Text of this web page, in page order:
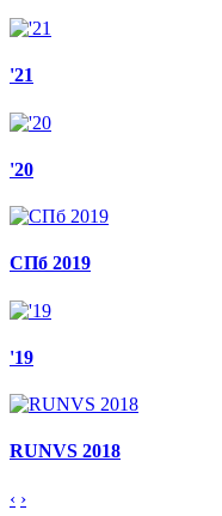
'21
'20
СПб 2019
'19
RUNVS 2018
‹ ›